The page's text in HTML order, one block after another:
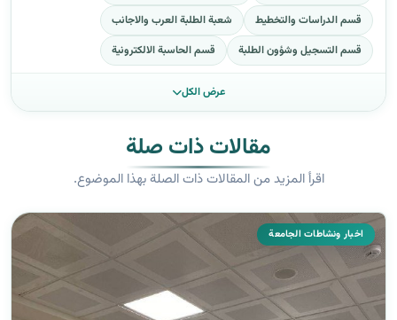
قسم الدراسات والتخطيط
شعبة الطلبة العرب والاجانب
قسم التسجيل وشؤون الطلبة
قسم الحاسبة الالكترونية
عرض الكل
مقالات ذات صلة
اقرأ المزيد من المقالات ذات الصلة بهذا الموضوع.
اخبار ونشاطات الجامعة